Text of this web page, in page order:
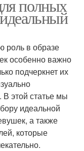
полных
роль в образе
особенно важно
подчеркнет их
этой статье мы
идеальной
а также
которые